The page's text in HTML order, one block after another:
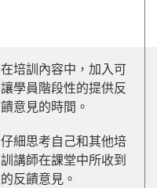
在培訓內容中，加入可
讓學員階段性的提供反
饋意見的時間。
仔細思考自己和其他培
訓講師在課堂中所收到
的反饋意見。